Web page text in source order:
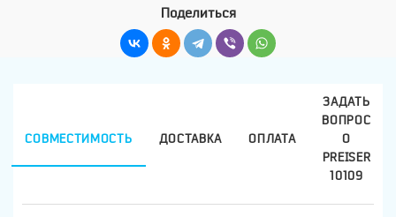
Поделиться
СОВМЕСТИМОСТЬ ДОСТАВКА ОПЛАТА
ЗАДАТЬ
ВОПРОС
О
PREISER
10109